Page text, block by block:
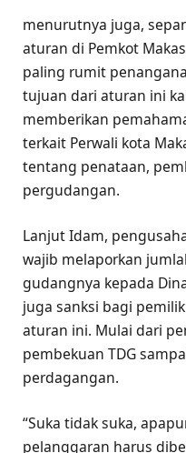
menurutnya juga,
aturan di Pemkot
paling rumit
tujuan dari aturan ini
memberikan
terkait Perwali kota
tentang penataan,
pergudangan.
Lanjut Idam,
wajib melaporkan
gudangnya kepada
juga sanksi bagi
aturan ini. Mulai dari
pembekuan TDG
perdagangan.
“Suka tidak suka,
pelanggaran harus